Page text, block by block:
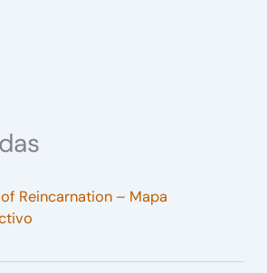
Reincarnation – Mapa